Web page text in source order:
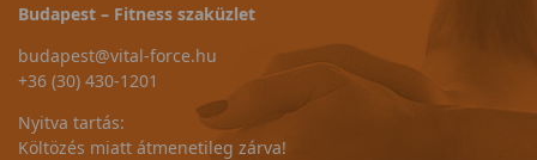
Budapest – Fitness szaküzlet
budapest@vital-force.hu
+36 (30) 430-1201
Nyitva tartás:
Költözés miatt átmenetileg zárva!